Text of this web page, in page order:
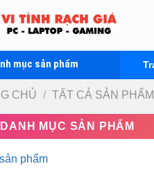
mục sản phẩm
CHỦ / TẤT CẢ SẢN PHẨM
DANH MỤC SẢN PHẨM
phẩm